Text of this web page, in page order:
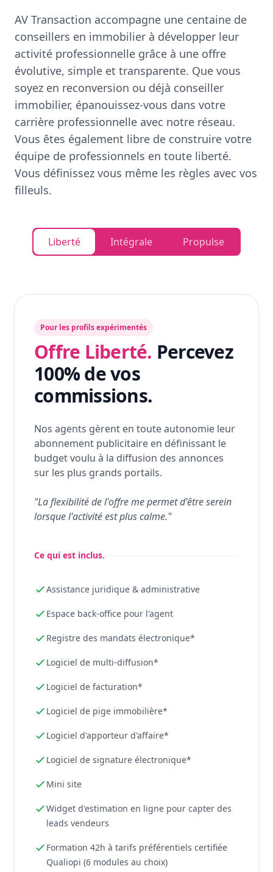
AV Transaction accompagne une centaine de
conseillers en immobilier à développer leur
activité professionnelle grâce à une offre
évolutive, simple et transparente. Que vous
soyez en reconversion ou déjà conseiller
immobilier, épanouissez-vous dans votre
carrière professionnelle avec notre réseau.
Vous êtes également libre de construire votre
équipe de professionnels en toute liberté.
Vous définissez vous même les règles avec vos
filleuls.
Liberté Intégrale Propulse
Pour les profils expérimentés
Offre Liberté. Percevez
100% de vos
commissions.
Nos agents gèrent en toute autonomie leur
abonnement publicitaire en définissant le
budget voulu à la diffusion des annonces
sur les plus grands portails.
"La flexibilité de l'offre me permet d'être serein
lorsque l'activité est plus calme."
Ce qui est inclus.
Assistance juridique & administrative
Espace back-office pour l'agent
Registre des mandats électronique*
Logiciel de multi-diffusion*
Logiciel de facturation*
Logiciel de pige immobilière*
Logiciel d'apporteur d'affaire*
Logiciel de signature électronique*
Mini site
Widget d'estimation en ligne pour capter des
leads vendeurs
Formation 42h à tarifs préférentiels certifiée
Qualiopi (6 modules au choix)